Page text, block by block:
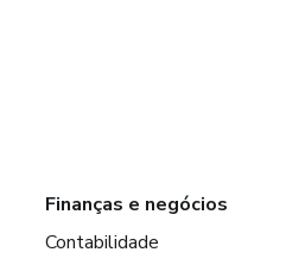
Finanças e negócios
Contabilidade